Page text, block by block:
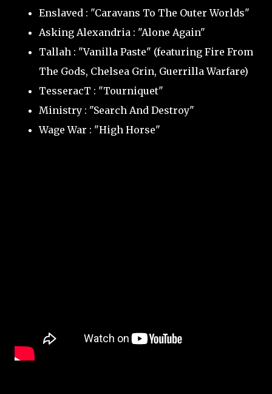
Enslaved : "Caravans To The Outer Worlds"
Asking Alexandria : "Alone Again"
Tallah : "Vanilla Paste" (featuring Fire From
The Gods, Chelsea Grin, Guerrilla Warfare)
TesseracT : "Tourniquet"
Ministry : "Search And Destroy"
Wage War : "High Horse"